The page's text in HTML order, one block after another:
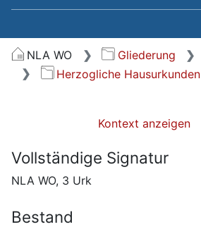
NLA WO Gliederung
Herzogliche Hausurkunden
Kontext anzeigen
Vollständige Signatur
NLA WO, 3 Urk
Bestand